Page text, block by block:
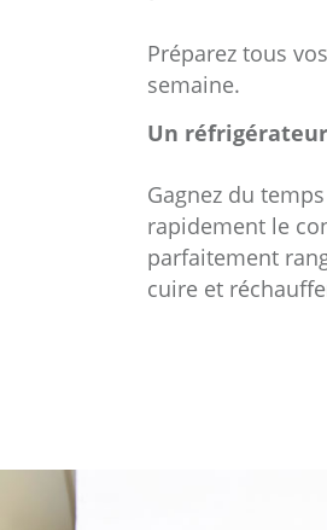
Préparez tous
semaine.
Un
Gagnez du
rapidement le
parfaitement
cuire et